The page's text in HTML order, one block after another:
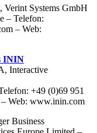
Verint Systems GmbH
– Telefon:
– Web:
ININ
Interactive
+49 (0)69 951
Web: www.inin.com
Business